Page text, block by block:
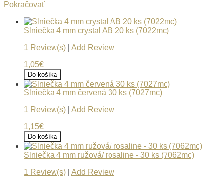
Pokračovať
Slniečka 4 mm crystal AB 20 ks (7022mc)
1 Review(s)
Add Review
1,05€
Do košíka
Slniečka 4 mm červená 30 ks (7027mc)
1 Review(s)
Add Review
1,15€
Do košíka
Slniečka 4 mm ružová/ rosaline - 30 ks (7062mc)
1 Review(s)
Add Review